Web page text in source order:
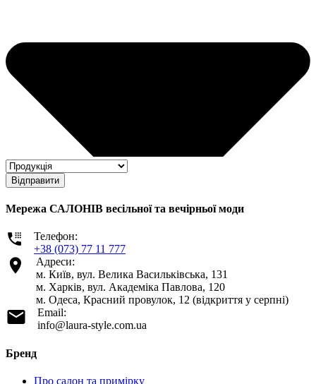
Відправити
Мережа САЛОНІВ весільної та вечірньої моди
Телефон:
+38 (073) 77 11 777
Адреси:
м. Київ, вул. Велика Васильківська, 131
м. Харків, вул. Академіка Павлова, 120
м. Одеса, Красний провулок, 12 (відкриття у серпні)
Email:
info@laura-style.com.ua
Бренд
Про салон та примірку